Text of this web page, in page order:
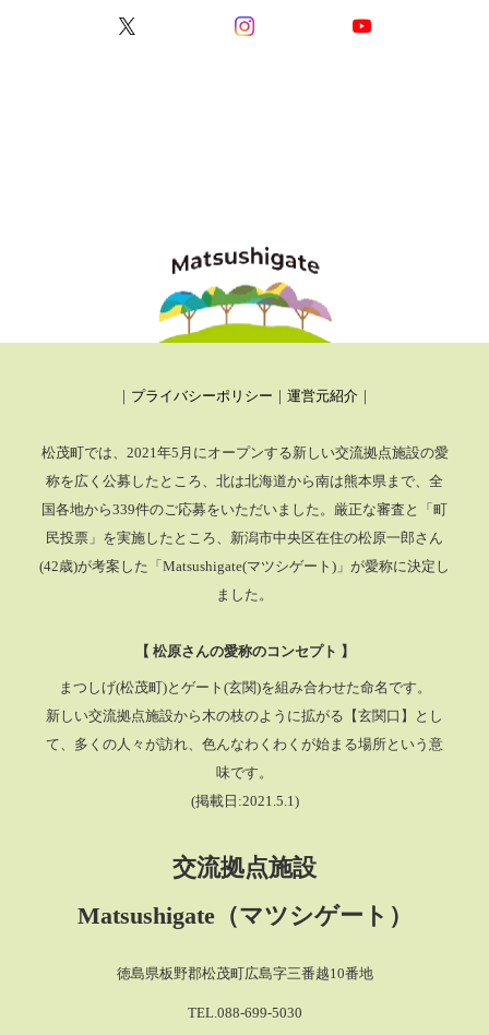
｜ プライバシーポリシー ｜ 運営元紹介 ｜
松茂町では、2021年5月にオープンする新しい交流拠点施設の愛
称を広く公募したところ、 北は北海道から南は熊本県まで、全
国各地から339件のご応募をいただいました。厳正な審査と「町
民投票」を実施したところ、 新潟市中央区在住の松原一郎さん
(42歳)が考案した「Matsushigate(マツシゲート)」が愛称に決定し
ました。
【 松原さんの愛称のコンセプト 】
まつしげ(松茂町)とゲート(玄関)を組み合わせた命名です。
新しい交流拠点施設から木の枝のように拡がる【玄関口】とし
て、多くの人々が訪れ、色んなわくわくが始まる場所という意
味です。
(掲載日:2021.5.1)
交流拠点施設
Matsushigate（マツシゲート）
徳島県板野郡松茂町広島字三番越10番地
TEL.088-699-5030